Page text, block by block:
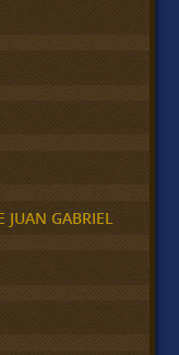
JUAN GABRIEL